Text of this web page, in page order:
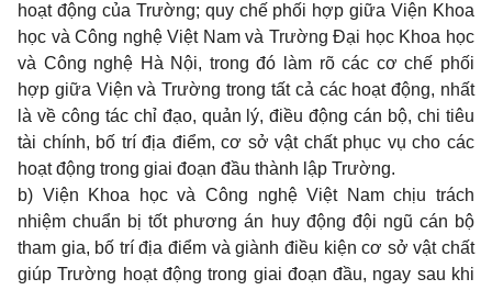
hoạt động của Trường; quy chế phối hợp giữa Viện Khoa
học và Công nghệ Việt Nam và Trường Đại học Khoa học
và Công nghệ Hà Nội, trong đó làm rõ các cơ chế phối
hợp giữa Viện và Trường trong tất cả các hoạt động, nhất
là về công tác chỉ đạo, quản lý, điều động cán bộ, chi tiêu
tài chính, bố trí địa điểm, cơ sở vật chất phục vụ cho các
hoạt động trong giai đoạn đầu thành lập Trường.
b) Viện Khoa học và Công nghệ Việt Nam chịu trách
nhiệm chuẩn bị tốt phương án huy động đội ngũ cán bộ
tham gia, bố trí địa điểm và giành điều kiện cơ sở vật chất
giúp Trường hoạt động trong giai đoạn đầu, ngay sau khi